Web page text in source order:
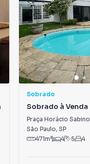
Sobrado
Sobrado à Venda
Praça Horácio Sabino
São Paulo, SP
471m² 4 5 4